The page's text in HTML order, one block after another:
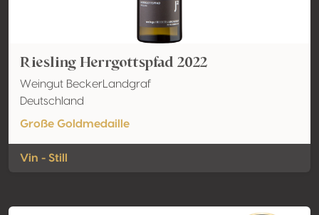
Riesling Herrgottspfad 2022
Weingut BeckerLandgraf
Deutschland
Große Goldmedaille
Vin - Still